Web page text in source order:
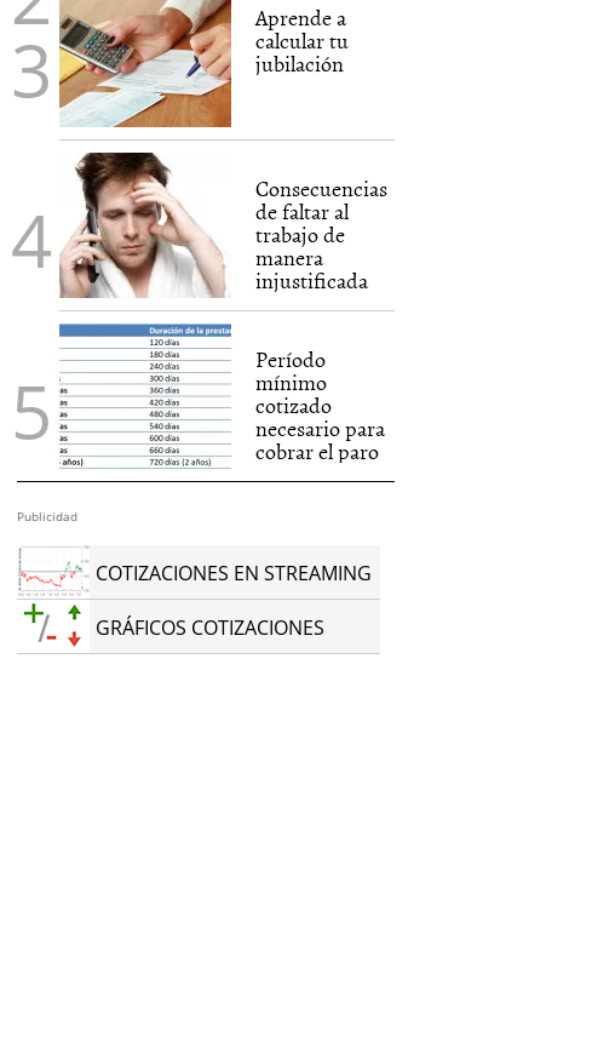
Aprende a
calcular tu
jubilación
Consecuencias
de faltar al
trabajo de
manera
injustificada
Período
mínimo
cotizado
necesario para
cobrar el paro
Publicidad
COTIZACIONES EN STREAMING
GRÁFICOS COTIZACIONES